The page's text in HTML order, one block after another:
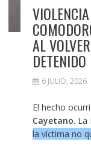
AL
DETENIDO
6 JULIO, 2026
El hecho
Cayetano. La
la víctima no